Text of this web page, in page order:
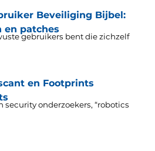
Beveiliging Bijbel:
en patches
gebruikers bent die zichzelf
en Footprints
security onderzoekers, “robotics